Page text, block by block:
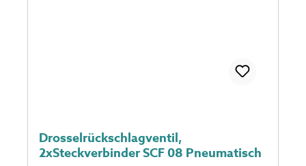
Drosselrückschlagventil,
2xSteckverbinder SCF 08 Pneumatisch